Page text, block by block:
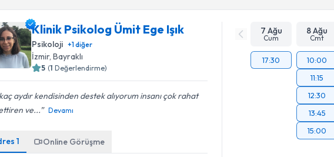
Klinik Psikolog Ümit Ege Işık
Psikoloji +1diğer
İzmir, Bayraklı
5 (1 Değerlendirme)
aydır kendisinden destek alıyorum insanı çok rahat
ve...
Devamı
1 Online Görüşme
7 Ağu
Cum
8 Ağu
Cmt
17:30
10:00
11:15
12:30
13:45
15:00